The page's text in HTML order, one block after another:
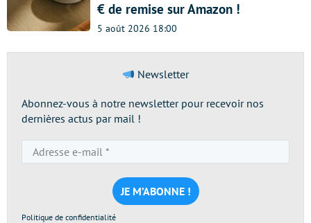
€ de remise sur Amazon !
5 août 2026 18:00
Newsletter
Abonnez-vous à notre newsletter pour recevoir nos
dernières actus par mail !
e-
mail
*
Politique de confidentialité